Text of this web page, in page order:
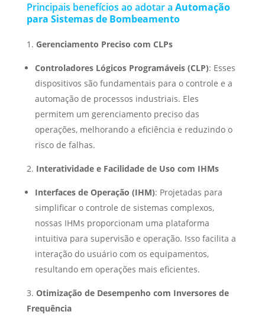
Principais benefícios ao adotar a Automação
para Sistemas de Bombeamento
Gerenciamento Preciso com CLPs
Controladores Lógicos Programáveis (CLP): Esses
dispositivos são fundamentais para o controle e a
automação de processos industriais. Eles
permitem um gerenciamento preciso das
operações, melhorando a eficiência e reduzindo o
risco de falhas.
Interatividade e Facilidade de Uso com IHMs
Interfaces de Operação (IHM): Projetadas para
simplificar o controle de sistemas complexos,
nossas IHMs proporcionam uma plataforma
intuitiva para supervisão e operação. Isso facilita a
interação do usuário com os equipamentos,
resultando em operações mais eficientes.
Otimização de Desempenho com Inversores de
Frequência